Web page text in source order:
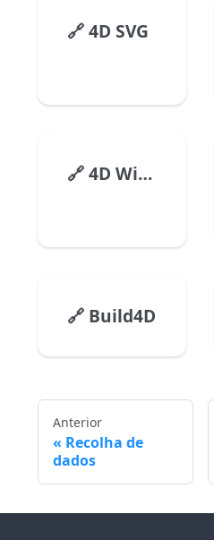
🔗 4D SVG
🔗 4D Widgets
🔗 Build4D
Anterior
Recolha de
dados